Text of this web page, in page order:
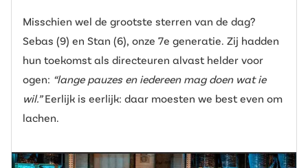
Misschien wel de grootste sterren van de dag?
Sebas (9) en Stan (6), onze 7e generatie. Zij hadden
hun toekomst als directeuren alvast helder voor
ogen: “lange pauzes en iedereen mag doen wat ie
wil.”Eerlijk is eerlijk: daar moesten we best even om
lachen.